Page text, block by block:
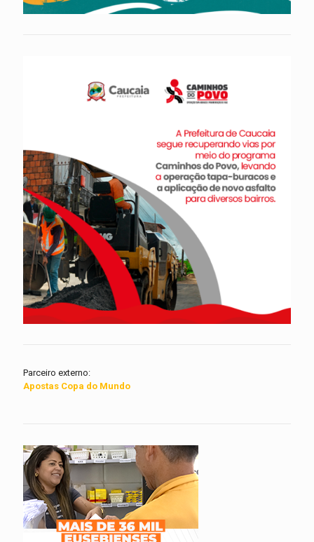
Parceiro externo:
Apostas Copa do Mundo